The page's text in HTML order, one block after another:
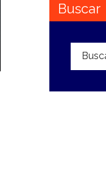
Buscar
Buscar: